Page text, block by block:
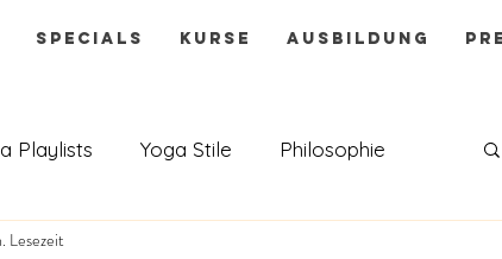
SPECIALS KURSE AUSBILDUNG
Playlists Yoga Stile Philosophie
Lesezeit